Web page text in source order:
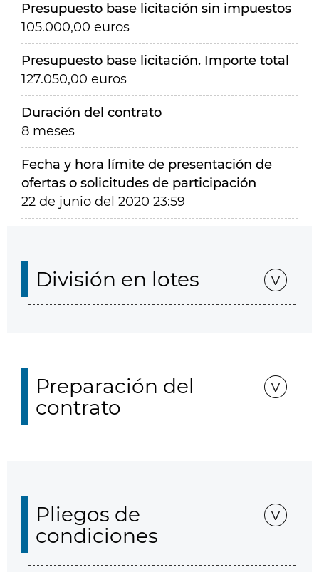
Presupuesto base licitación sin impuestos
105.000,00 euros
Presupuesto base licitación. Importe total
127.050,00 euros
Duración del contrato
8 meses
Fecha y hora límite de presentación de
ofertas o solicitudes de participación
22 de junio del 2020 23:59
División en lotes
Preparación del
contrato
Pliegos de
condiciones